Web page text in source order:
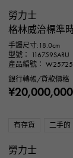
勞力士
格林威治標準
手鐲尺寸:18.0cm
型號： 116759SARU
產品編號：
銀行轉帳/貸款價格
¥20,000,000
有存貨 二手的
勞力士